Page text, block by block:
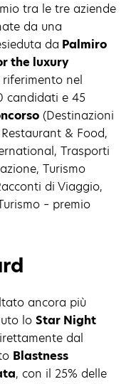
tra le tre aziende
da una
da Palmiro
the luxury
nel
candidati e 45
(Destinazioni
& Food,
Trasporti
Turismo
di Viaggio,
– premio
ancora più
lo Star Night
dal
Blastness
, con il 25% delle